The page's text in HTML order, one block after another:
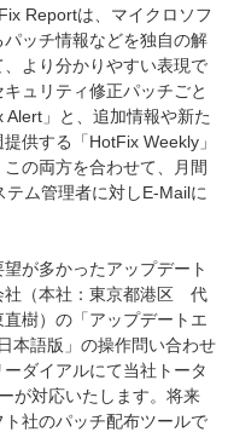
Reportは、マイクロソフ
パッチ情報などを独自の解
より分かりやすい表現で
ュリティ修正パッチごと
Alert」と、追加情報や新た
供する「HotFix Weekly」
の両方を合わせて、月間
ム管理者に対しE-Mailに
が多かったアップデート
社（本社：東京都港区 代
樹）の「アップデートエ
本語版」の操作問い合わせ
ダイアルにて当社トータ
が対応いたします。将来
社のパッチ配布ツールで